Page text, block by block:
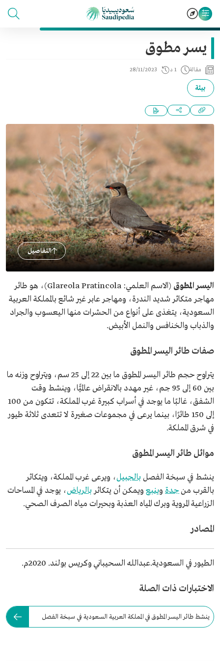
يسر مطوق
مقالة 1 د 28/11/2023
بيئة
التفاصيل
اليسر المطوق
(الاسم العلمي: Glareola Pratincola)، هو طائر
مهاجر متكاثر شديد الندرة، ومهاجر عابر غير شائع بالمملكة العربية
السعودية، يتغذى على أنواع من الحشرات منها اليعسوب والجراد
والذباب والخنافس والنمل الأبيض.
صفات طائر اليسر المطوق
يتراوح حجم طائر اليسر المطوق ما بين 22 إلى 25 سم، ويتراوح وزنه ما
بين 60 إلى 95 جم، غير مهدد بالانقراض عالميًّا، وينشط وقت
الشفق، غالبًا ما يوجد في أسراب كبيرة غرب المملكة، تتكون من 100
إلى 150 طائرًا، بينما يرعى في مجموعات صغيرة لا تتعدى ثلاثة طيور
في شرق المملكة.
موائل طائر اليسر المطوق
ينشط في سبخة الفصل بالجبيل، ويرعى غرب المملكة، ويتكاثر
بالقرب منجدة وينبع ويمكن أن يتكاثر بالرياض، يوجد في المساحات
الزراعية المروية وبرك المياه العذبة وبحيرات مياه الصرف الصحي.
المصادر
الطيور في السعودية.عبدالله السحيباني وكريس بولند. 2020م.
الاختبارات ذات الصلة
ينشط طائر اليسر المطوق في المملكة العربية السعودية في سبخة الفصل